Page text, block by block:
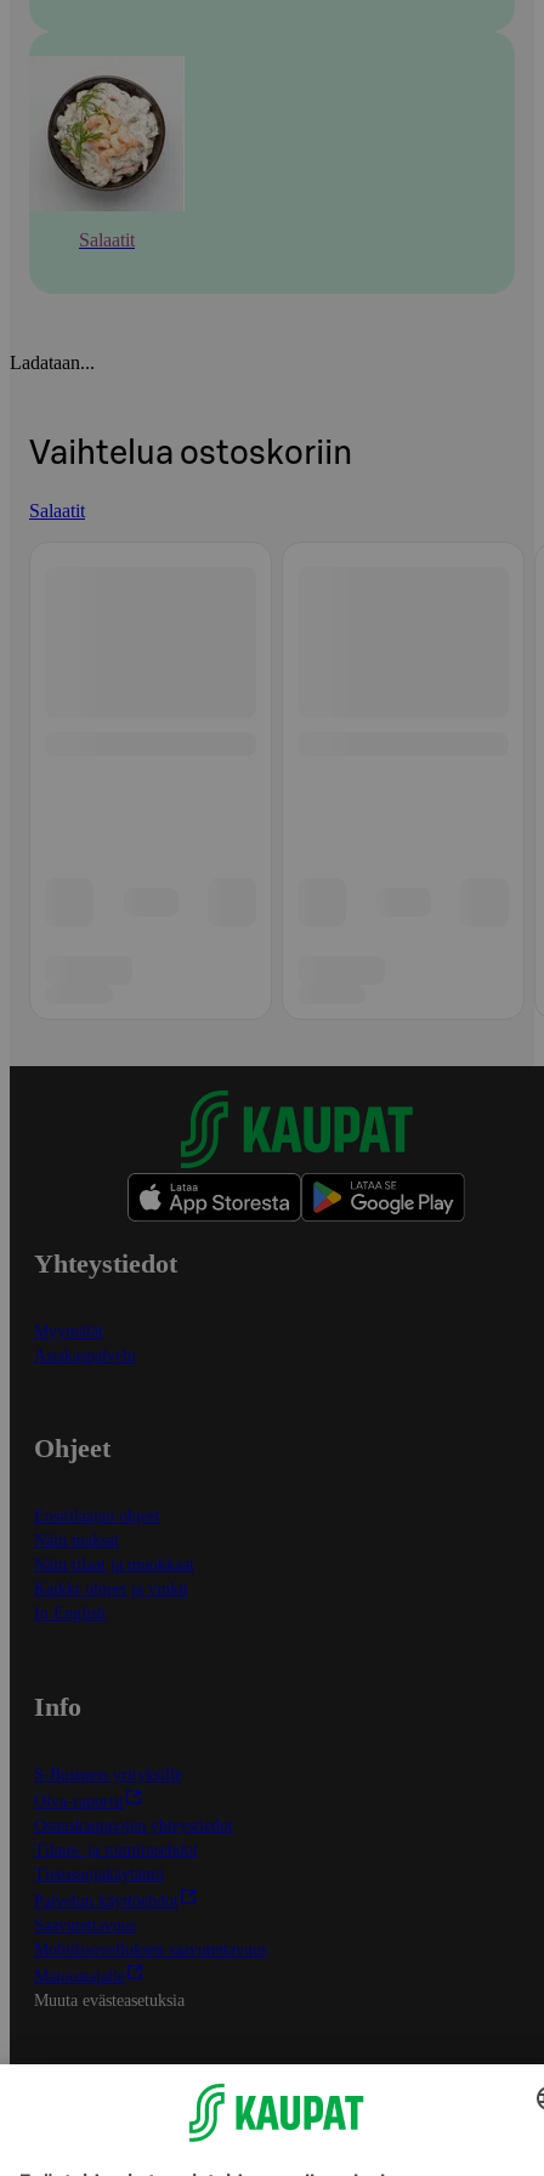
Salaatit
Ladataan...
Vaihtelua ostoskoriin
Salaatit
Yhteystiedot
Myymälät
Asiakaspalvelu
Ohjeet
Ensitilaajan ohjeet
Näin maksat
Näin tilaat ja muokkaat
Kaikki ohjeet ja vinkit
In English
Info
S-Business yrityksille
Oiva-raportit
Osuuskauppojen yhteystiedot
Tilaus- ja toimitusehdot
Tietosuojakäytäntö
Palvelun käyttöehdot
Saavutettavuus
Mobiilisovelluksen saavutettavuus
Mainostajalle
Muuta evästeasetuksia
S-ryhmän palvelut